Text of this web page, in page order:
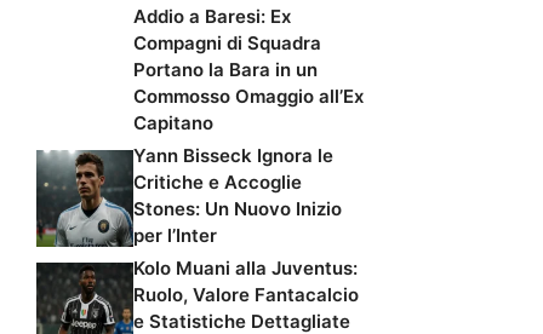
Addio a Baresi: Ex
Compagni di Squadra
Portano la Bara in un
Commosso Omaggio all’Ex
Capitano
Yann Bisseck Ignora le
Critiche e Accoglie
Stones: Un Nuovo Inizio
per l’Inter
Kolo Muani alla Juventus:
Ruolo, Valore Fantacalcio
e Statistiche Dettagliate